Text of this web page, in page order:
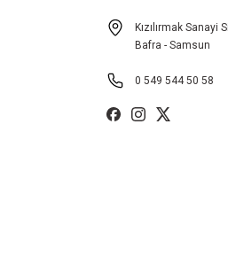
Kızılırmak Sanayi
Bafra - Samsun
0 549 544 50 58